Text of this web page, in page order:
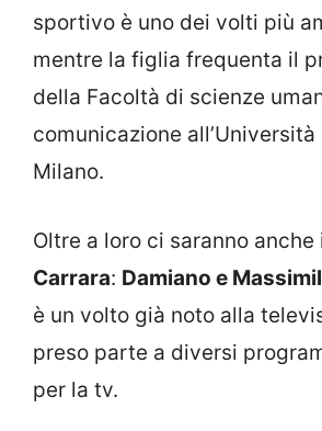
sportivo è uno dei volti più
mentre la figlia frequenta il
della Facoltà di scienze
comunicazione
Milano.
Oltre a loro ci saranno anche
Carrara: Damiano e
è un volto già noto alla
preso parte a diversi
per la tv.